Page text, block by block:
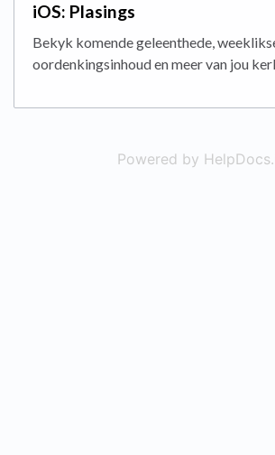
iOS: Plasings
Bekyk komende geleenthede,
oordenkingsinhoud en meer van jou
Powered by